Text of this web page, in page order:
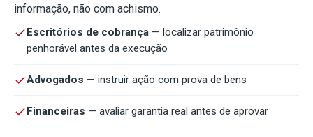
informação, não com achismo.
Escritórios de cobrança — localizar patrimônio
penhorável antes da execução
Advogados — instruir ação com prova de bens
Financeiras — avaliar garantia real antes de aprovar